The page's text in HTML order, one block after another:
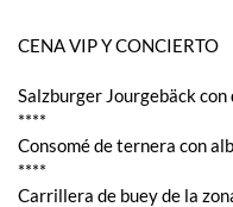
CENA VIP Y CONCIERTO
Salzburger Jourgebäck
****
Consomé de ternera con
****
Carrillera de buey de la